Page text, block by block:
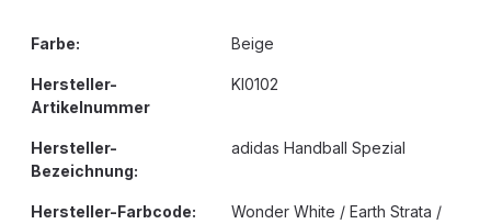
Farbe: Beige
Hersteller-
Artikelnummer
KI0102
Hersteller-
Bezeichnung:
adidas Handball Spezial
Hersteller-Farbcode:
Wonder White / Earth Strata /